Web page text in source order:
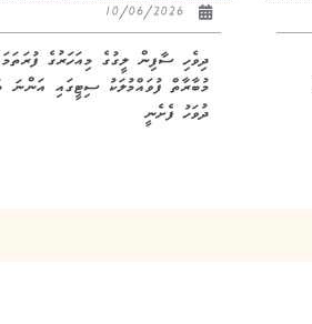
10/06/2026
ދިވެހި ސާފިން ލީގުގެ މިއަހަރުގެ ފުރަތަމަ
މުބާރާތް ފުވައްމުލަކު ސިޓީގައި އަންނަ
ދުވަހު ފެށެނީ